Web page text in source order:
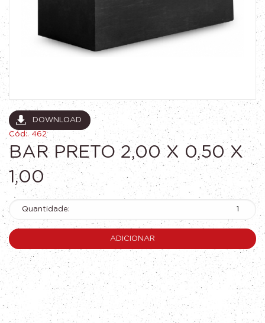
DOWNLOAD
Cód:. 462
BAR PRETO 2,00 X 0,50 X
1,00
Quantidade:
ADICIONAR